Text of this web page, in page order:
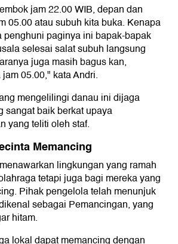
jam 22.00 WIB, depan dan
05.00 atau subuh kita buka. Kenapa
penghuni paginya ini bapak-bapak
selesai salat subuh langsung
juga masih bagus kan,
05.00," kata Andri.
mengelilingi danau ini dijaga
sangat baik berkat upaya
yang teliti oleh staf.
Memancing
lingkungan yang ramah
tetapi juga bagi mereka yang
Pihak pengelola telah menunjuk
sebagai Pemancingan, yang
hitam.
lokal dapat memancing dengan